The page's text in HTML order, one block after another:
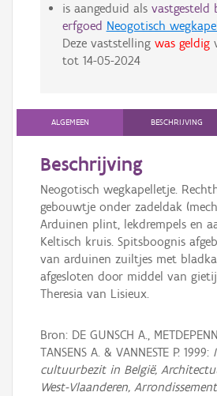
is aangeduid als vastgesteld
erfgoed Neogotisch
Deze vaststelling was geldig
tot 14-05-2024
ALGEMEEN BESCHRIJVING
Beschrijving
Neogotisch wegkapelletje.
gebouwtje onder zadeldak
Arduinen plint, lekdrempels en
Keltisch kruis. Spitsboognis
van arduinen zuiltjes met
afgesloten door middel van
Theresia van Lisieux.
Bron: DE GUNSCH A.,
TANSENS A. & VANNESTE P. 1999:
cultuurbezit in België,
West-Vlaanderen,